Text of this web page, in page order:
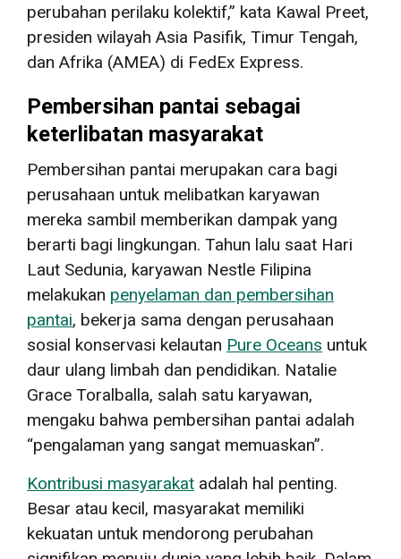
perubahan perilaku kolektif,” kata Kawal Preet,
presiden wilayah Asia Pasifik, Timur Tengah,
dan Afrika (AMEA) di FedEx Express.
Pembersihan pantai sebagai
keterlibatan masyarakat
Pembersihan pantai merupakan cara bagi
perusahaan untuk melibatkan karyawan
mereka sambil memberikan dampak yang
berarti bagi lingkungan. Tahun lalu saat Hari
Laut Sedunia, karyawan Nestle Filipina
melakukan penyelaman dan pembersihan
pantai, bekerja sama dengan perusahaan
sosial konservasi kelautan Pure Oceans untuk
daur ulang limbah dan pendidikan. Natalie
Grace Toralballa, salah satu karyawan,
mengaku bahwa pembersihan pantai adalah
“pengalaman yang sangat memuaskan”.
Kontribusi masyarakat adalah hal penting.
Besar atau kecil, masyarakat memiliki
kekuatan untuk mendorong perubahan